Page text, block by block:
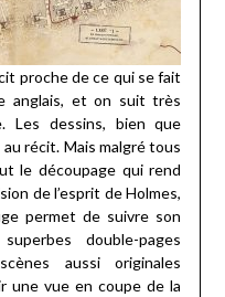
proche de ce qui se fait
anglais, et on suit très
Les dessins, bien que
récit. Mais malgré tous
le découpage qui rend
de l’esprit de Holmes,
permet de suivre son
double-pages
aussi originales
une vue en coupe de la